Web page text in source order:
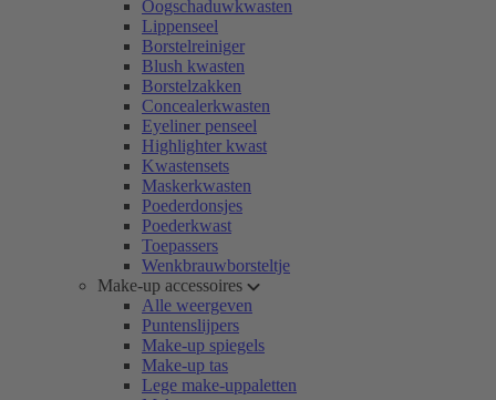
Oogschaduwkwasten
Lippenseel
Borstelreiniger
Blush kwasten
Borstelzakken
Concealerkwasten
Eyeliner penseel
Highlighter kwast
Kwastensets
Maskerkwasten
Poederdonsjes
Poederkwast
Toepassers
Wenkbrauwborsteltje
Make-up accessoires
Alle weergeven
Puntenslijpers
Make-up spiegels
Make-up tas
Lege make-uppaletten